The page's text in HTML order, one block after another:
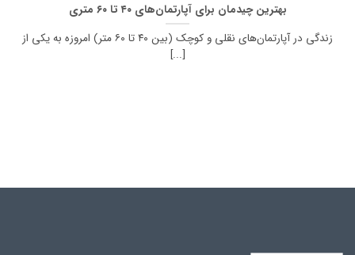
بهترین چیدمان برای آپارتمان‌های ۴۰ تا ۶۰ متری
زندگی در آپارتمان‌های نقلی و کوچک (بین ۴۰ تا ۶۰ متر) امروزه به یکی از
[...]